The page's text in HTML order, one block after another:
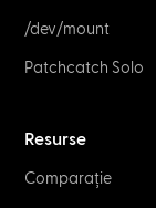
/dev/mount
Patchcatch Solo
Resurse
Comparație